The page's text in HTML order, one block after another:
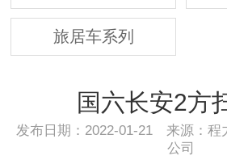
旅居车系列
国六长安2方
发布日期：2022-01-21 来源：程
公司